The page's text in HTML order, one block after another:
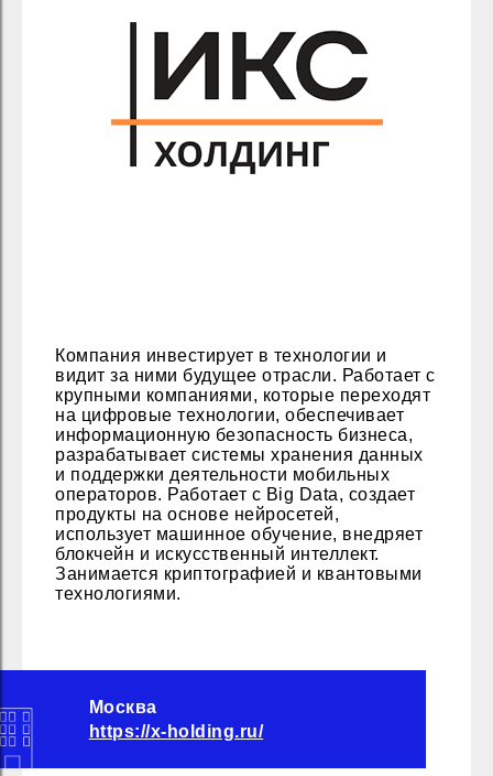
Компания инвестирует в технологии и
видит за ними будущее отрасли. Работает с
крупными компаниями, которые переходят
на цифровые технологии, обеспечивает
информационную безопасность бизнеса,
разрабатывает системы хранения данных
и поддержки деятельности мобильных
операторов. Работает с Big Data, создает
продукты на основе нейросетей,
использует машинное обучение, внедряет
блокчейн и искусственный интеллект.
Занимается криптографией и квантовыми
технологиями.
Москва
https://x-holding.ru/